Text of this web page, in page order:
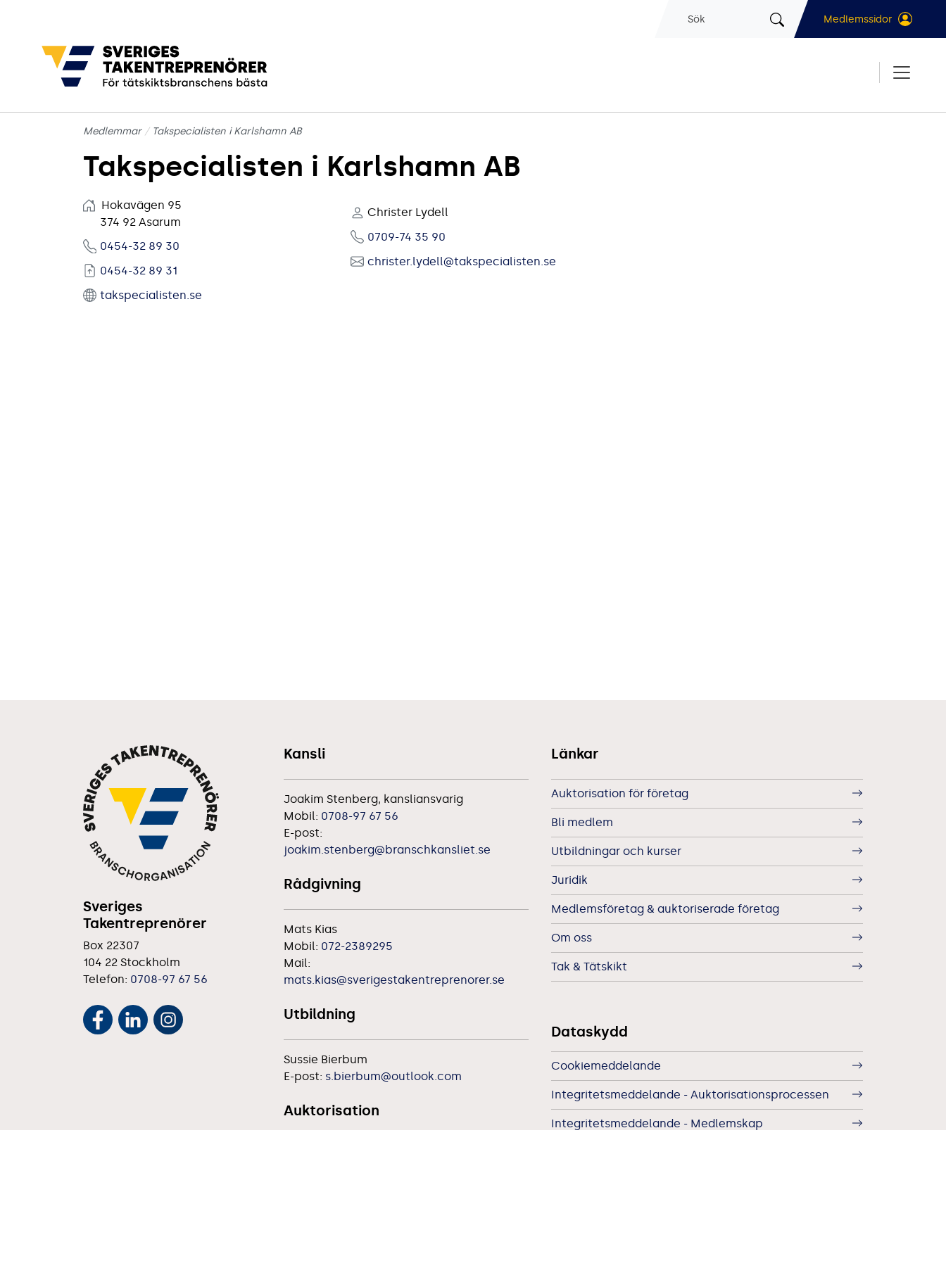
Sök Medlemssidor
Medlemmar Takspecialisten i Karlshamn AB
Takspecialisten i Karlshamn AB
Hokavägen 95
374 92 Asarum
0454-32 89 30
0454-32 89 31
takspecialisten.se
Christer Lydell
0709-74 35 90
christer.lydell@takspecialisten.se
Sveriges
Takentreprenörer
Box 22307
104 22 Stockholm
Telefon: 0708-97 67 56
Kansli
Joakim Stenberg, kansliansvarig
Mobil: 0708-97 67 56
E-post:
joakim.stenberg@branschkansliet.se
Rådgivning
Mats Kias
Mobil: 072-2389295
Mail:
mats.kias@sverigestakentreprenorer.se
Utbildning
Sussie Bierbum
E-post: s.bierbum@outlook.com
Auktorisation
Länkar
Auktorisation för företag
Bli medlem
Utbildningar och kurser
Juridik
Medlemsföretag & auktoriserade företag
Om oss
Tak & Tätskikt
Dataskydd
Cookiemeddelande
Integritetsmeddelande - Auktorisationsprocessen
Integritetsmeddelande - Medlemskap